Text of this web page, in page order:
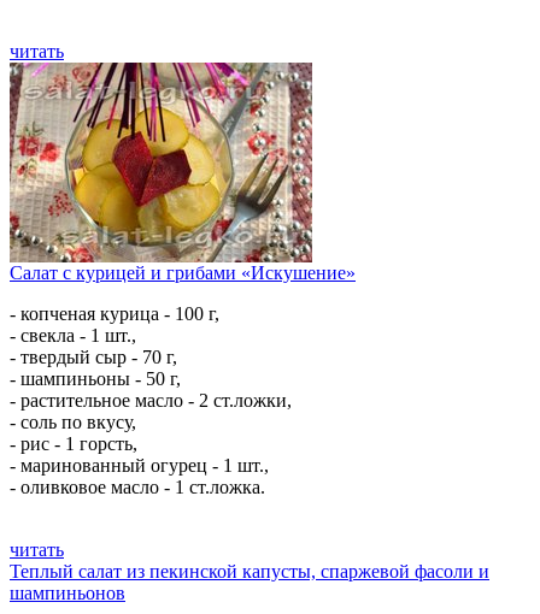
читать
Салат с курицей и грибами «Искушение»
- копченая курица - 100 г,
- свекла - 1 шт.,
- твердый сыр - 70 г,
- шампиньоны - 50 г,
- растительное масло - 2 ст.ложки,
- соль по вкусу,
- рис - 1 горсть,
- маринованный огурец - 1 шт.,
- оливковое масло - 1 ст.ложка.
читать
Теплый салат из пекинской капусты, спаржевой фасоли и
шампиньонов